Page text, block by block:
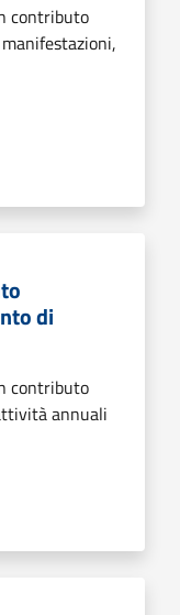
contributo
di
contributo
annuali